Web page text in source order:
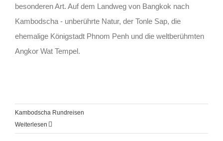
besonderen Art. Auf dem Landweg von Bangkok nach
Kambodscha - unberührte Natur, der Tonle Sap, die
ehemalige Königstadt Phnom Penh und die weltberühmten
Angkor Wat Tempel.
Kambodscha Rundreisen
Weiterlesen